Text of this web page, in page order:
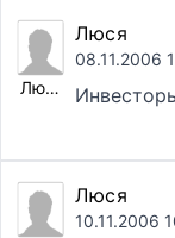
Люся
Люся
08.11.2006
Люся
10.11.2006